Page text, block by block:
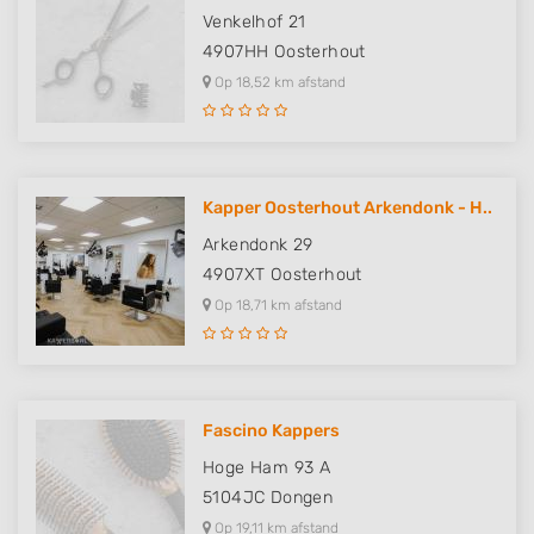
Venkelhof 21
4907HH Oosterhout
Op 18,52 km afstand
Kapper Oosterhout Arkendonk - H..
Arkendonk 29
4907XT Oosterhout
Op 18,71 km afstand
Fascino Kappers
Hoge Ham 93 A
5104JC Dongen
Op 19,11 km afstand
Use precise geolocation data
Identify devices based on information
actively requested
Performance
Functional
Advertising